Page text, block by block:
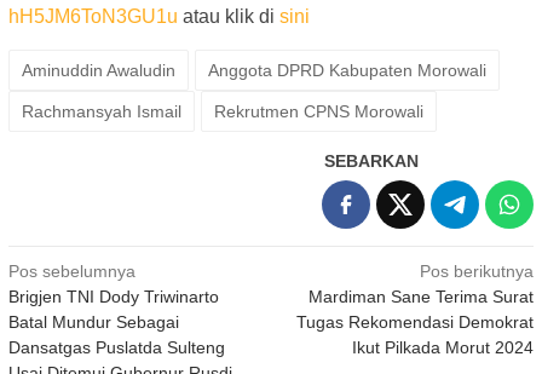
hH5JM6ToN3GU1u atau klik di sini
Aminuddin Awaludin Anggota DPRD Kabupaten Morowali
Rachmansyah Ismail Rekrutmen CPNS Morowali
SEBARKAN
Navigasi
pos
Pos sebelumnya
Brigjen TNI Dody Triwinarto
Batal Mundur Sebagai
Dansatgas Puslatda Sulteng
Pos berikutnya
Mardiman Sane Terima Surat
Tugas Rekomendasi Demokrat
Ikut Pilkada Morut 2024